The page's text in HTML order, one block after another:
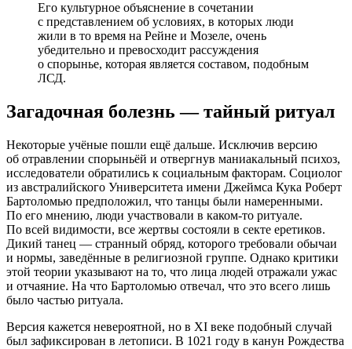
Его культурное объяснение в сочетании
с представлением об условиях, в которых люди
жили в то время на Рейне и Мозеле, очень
убедительно и превосходит рассуждения
о спорынье, которая является составом, подобным
ЛСД.
Загадочная болезнь — тайный ритуал
Некоторые учёные пошли ещё дальше. Исключив версию
об отравлении спорыньёй и отвергнув маниакальный психоз,
исследователи обратились к социальным факторам. Социолог
из австралийского Университета имени Джеймса Кука Роберт
Бартоломью предположил, что танцы были намеренными.
По его мнению, люди участвовали в каком-то ритуале.
По всей видимости, все жертвы состояли в секте еретиков.
Дикий танец — странный обряд, которого требовали обычаи
и нормы, заведённые в религиозной группе. Однако критики
этой теории указывают на то, что лица людей отражали ужас
и отчаяние. На что Бартоломью отвечал, что это всего лишь
было частью ритуала.
Версия кажется невероятной, но в XI веке подобный случай
был зафиксирован в летописи. В 1021 году в канун Рождества